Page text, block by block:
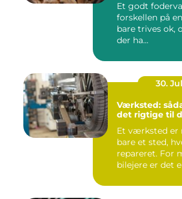
Et godt
forskellen på
bare trives ok,
der ha...
30. Jul
Værksted:
det rigtige til
Et værksted er
bare et sted,
repareret. For
bilejere er det